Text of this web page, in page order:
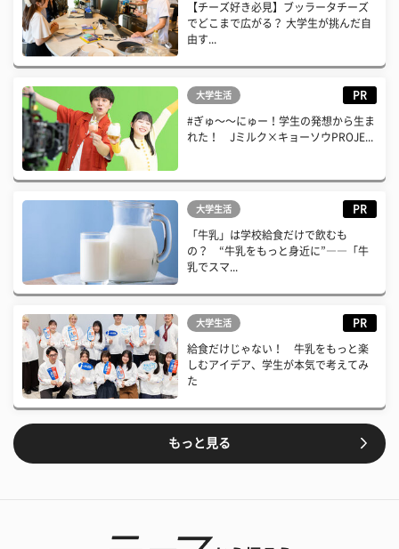
【チーズ好き必見】ブッラータチーズ
でどこまで広がる？ 大学生が挑んだ自
由す...
大学生活 PR
#ぎゅ〜〜にゅー！学生の発想から生ま
れた！ Jミルク×キョーソウPROJE...
大学生活 PR
「牛乳」は学校給食だけで飲むも
の？ “牛乳をもっと身近に”――「牛
乳でスマ...
大学生活 PR
給食だけじゃない！ 牛乳をもっと楽
しむアイデア、学生が本気で考えてみ
た
もっと見る